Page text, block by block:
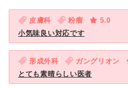
皮膚科 粉瘤
5.0
小気味良い対応です
形成外科 ガングリオン
とても素晴らしい医者